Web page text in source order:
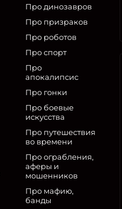
Про динозавров
Про призраков
Про роботов
Про спорт
Про
апокалипсис
Про гонки
Про боевые
искусства
Про путешествия
во времени
Про ограбления,
аферы и
мошенников
Про мафию,
банды